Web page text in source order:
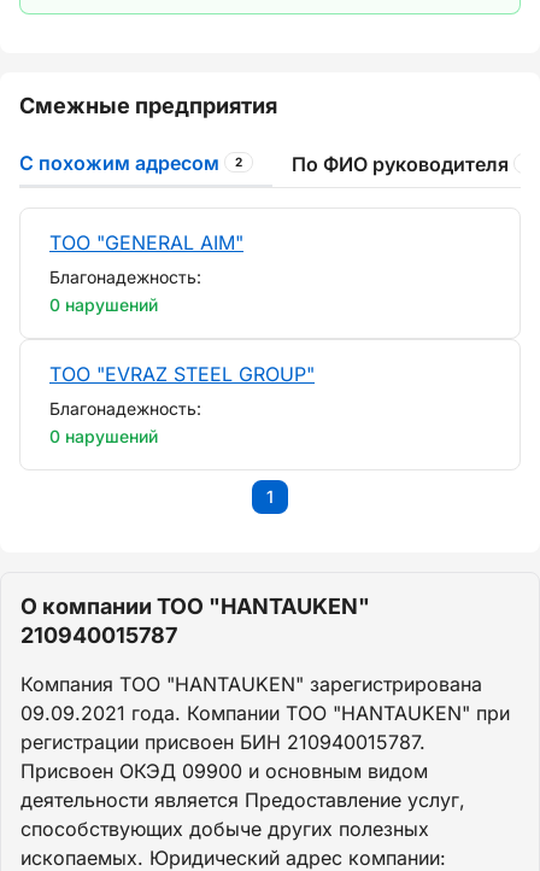
Смежные предприятия
С похожим адресом 2 По ФИО руководителя
ТОО "GENERAL AIM"
Благонадежность:
0 нарушений
ТОО "EVRAZ STEEL GROUP"
Благонадежность:
0 нарушений
1
О компании ТОО "HANTAUKEN"
210940015787
Компания ТОО "HANTAUKEN" зарегистрирована
09.09.2021 года. Компании ТОО "HANTAUKEN" при
регистрации присвоен БИН 210940015787.
Присвоен ОКЭД 09900 и основным видом
деятельности является Предоставление услуг,
способствующих добыче других полезных
ископаемых. Юридический адрес компании: